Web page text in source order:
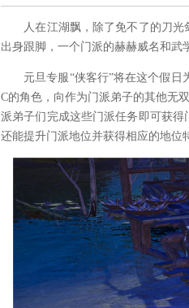
人在江湖飘，除了免不了的刀光
出身跟脚，一个门派的赫赫威名和武
元旦专服“侠客行”将在这个假日
C的角色，向作为门派弟子的其他无
派弟子们完成这些门派任务即可获
还能提升门派地位并获得相应的地位